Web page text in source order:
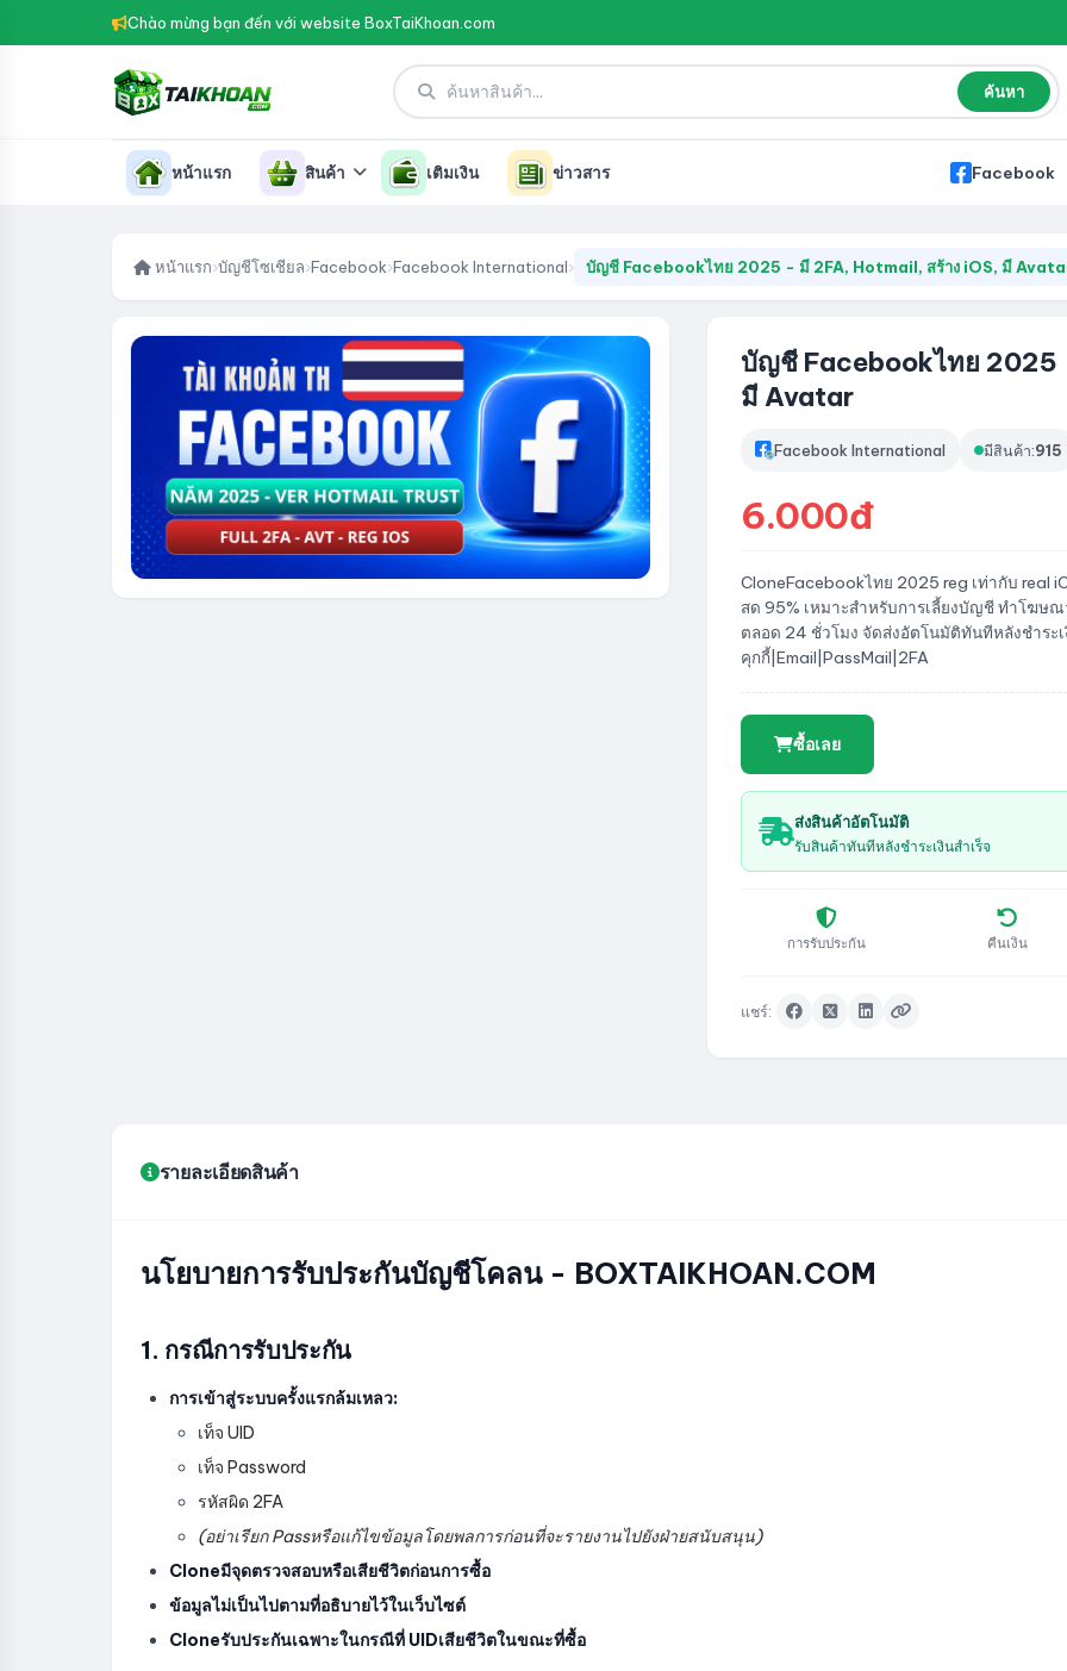
Chào mừng bạn đến với website BoxTaiKhoan.com
ค้นหา
หน้าแรก สินค้า เติมเงิน ข่าวสาร Facebook
หน้าแรก›บัญชีโซเชียล›Facebook›Facebook International› บัญชี Facebookไทย 2025 - มี 2FA, Hotmail, สร้าง iOS, มี
บัญชี Facebookไทย 2025
มี Avatar
Facebook International มีสินค้า:915
6.000đ
CloneFacebookไทย 2025 reg เท่ากับ real
สด 95% เหมาะสำหรับการเลี้ยงบัญชี ทำโฆษ
ตลอด 24 ชั่วโมง จัดส่งอัตโนมัติทันทีหลังชำระ
คุกกี้|Email|PassMail|2FA
ซื้อเลย
ส่งสินค้าอัตโนมัติ
รับสินค้าทันทีหลังชำระเงินสำเร็จ
การรับประกัน คืนเงิน
แชร์:
รายละเอียดสินค้า
นโยบายการรับประกันบัญชีโคลน - BOXTAIKHOAN.COM
1. กรณีการรับประกัน
การเข้าสู่ระบบครั้งแรกล้มเหลว:
เท็จ UID
เท็จ Password
รหัสผิด 2FA
(อย่าเรียก Passหรือแก้ไขข้อมูลโดยพลการก่อนที่จะรายงานไปยังฝ่ายสนับสนุน)
Cloneมีจุดตรวจสอบหรือเสียชีวิตก่อนการซื้อ
ข้อมูลไม่เป็นไปตามที่อธิบายไว้ในเว็บไซต์
Cloneรับประกันเฉพาะในกรณีที่ UIDเสียชีวิตในขณะที่ซื้อ